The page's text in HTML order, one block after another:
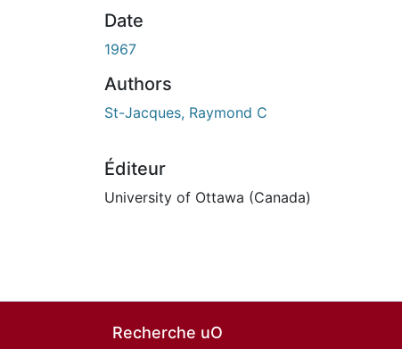
Date
1967
Authors
St-Jacques, Raymond C
Éditeur
University of Ottawa (Canada)
Recherche uO